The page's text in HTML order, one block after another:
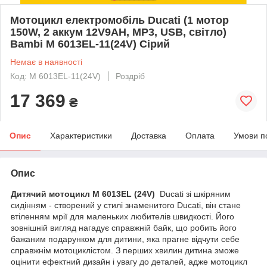
Мотоцикл електромобіль Ducati (1 мотор
150W, 2 аккум 12V9AH, MP3, USB, світло)
Bambi M 6013EL-11(24V) Сірий
Немає в наявності
Код: M 6013EL-11(24V)
Роздріб
17 369 ₴
Опис Характеристики Доставка Оплата Умови
Опис
Дитячий мотоцикл M 6013EL (24V) Ducati зі шкіряним
сидінням - створений у стилі знаменитого Ducati, він стане
втіленням мрії для маленьких любителів швидкості. Його
зовнішній вигляд нагадує справжній байк, що робить його
бажаним подарунком для дитини, яка прагне відчути себе
справжнім мотоциклістом. З перших хвилин дитина зможе
оцінити ефектний дизайн і увагу до деталей, адже мотоцикл